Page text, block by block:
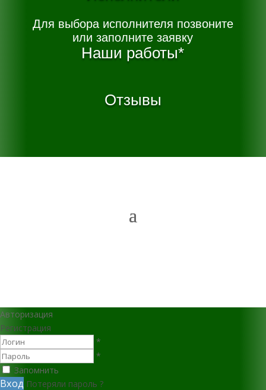
Для выбора исполнителя позвоните
или заполните заявку
Наши работы*
Отзывы
Авторизация
Регистрация
*
*
Запомнить
Вход Потеряли пароль ?